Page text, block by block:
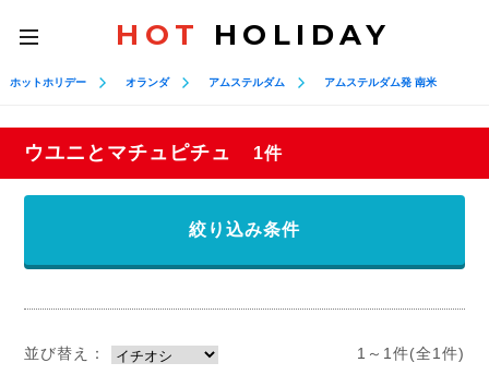
toggle
navigation
HOT HOLIDAY
ホットホリデー オランダ アムステルダム アムステルダム発 南米
ウユニとマチュピチュ 1件
絞り込み条件
並び替え： 1～1件(全1件)